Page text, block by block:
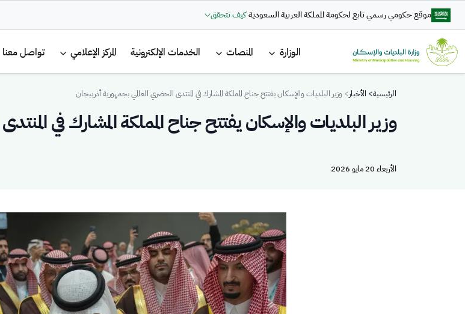
تجاوز إلى المحتوى الرئيسي
موقع حكومي رسمي تابع لحكومة المملكة العربية السعوديةكيف تتحقق
القائمة الرئيسية
الوزارة المنصات الخدمات الإلكترونية المركز الإعلامي تواصل معنا
Breadcrumb
الرئيسية الأخبار وزير البلديات والإسكان يفتتح جناح المملكة المشارك في المنتدى الحضري العالمي بجمهورية أذربيجان
وزير البلديات والإسكان يفتتح جناح المملكة المشارك في
الأربعاء 20 مايو 2026